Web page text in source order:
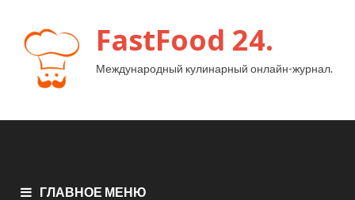
FastFood 24.
Международный кулинарный онлайн-журнал.
ГЛАВНОЕ МЕНЮ